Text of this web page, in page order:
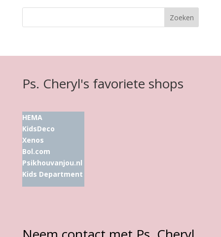
Ps. Cheryl's favoriete shops
HEMA
KidsDeco
Xenos
Bol.com
Psikhouvanjou.nl
Kids Department